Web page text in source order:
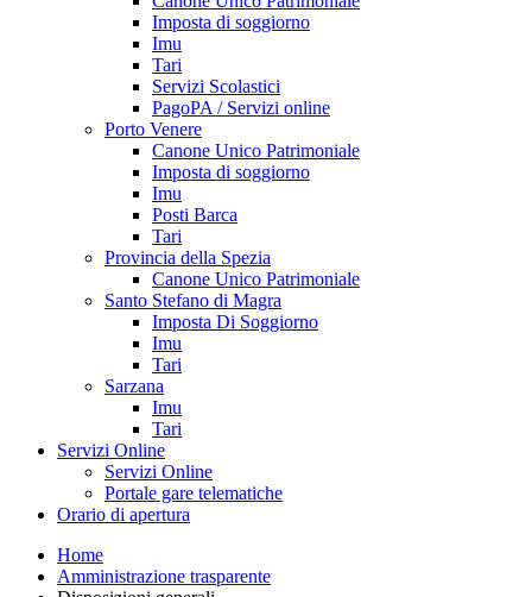
Imposta di soggiorno
Imu
Tari
Servizi Scolastici
PagoPA / Servizi online
Porto Venere
Canone Unico Patrimoniale
Imposta di soggiorno
Imu
Posti Barca
Tari
Provincia della Spezia
Canone Unico Patrimoniale
Santo Stefano di Magra
Imposta Di Soggiorno
Imu
Tari
Sarzana
Imu
Tari
Servizi Online
Servizi Online
Portale gare telematiche
Orario di apertura
Home
Amministrazione trasparente